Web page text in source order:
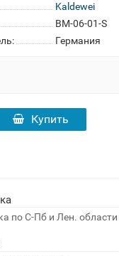
Kaldewei
BM-06-01-S
Германия
Купить
по С-Пб и Лен. области